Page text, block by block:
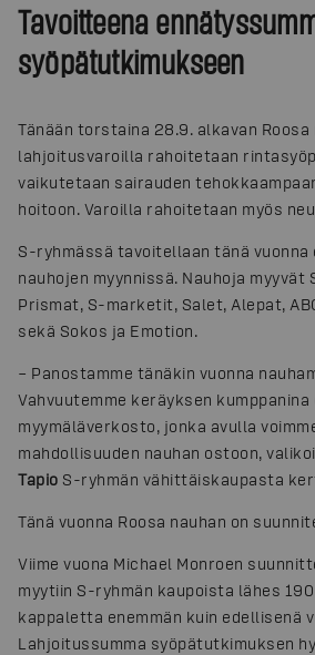
Tavoitteena
syöpätutkimukseen
Tänään torstaina 28.9. alkavan
lahjoitusvaroilla rahoitetaan
vaikutetaan sairauden
hoitoon. Varoilla rahoitetaan myös
S-ryhmässä tavoitellaan tänä vuonna
nauhojen myynnissä. Nauhoja myyvät
Prismat, S-marketit, Salet, Alepat,
sekä Sokos ja Emotion.
– Panostamme tänäkin vuonna
Vahvuutemme keräyksen kumppanina
myymäläverkosto, jonka avulla
mahdollisuuden nauhan ostoon,
Tapio S-ryhmän vähittäiskaupasta
Tänä vuonna Roosa nauhan on
Viime vuona Michael Monroen
myytiin S-ryhmän kaupoista lähes
kappaletta enemmän kuin edellisenä
Lahjoitussumma syöpätutkimuksen